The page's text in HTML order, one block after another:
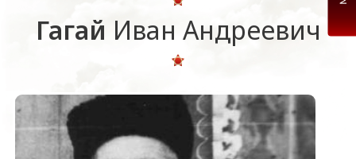
Гагай Иван Андреевич